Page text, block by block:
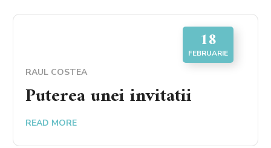
18
FEBRUARIE
RAUL COSTEA
Puterea unei invitatii
READ MORE